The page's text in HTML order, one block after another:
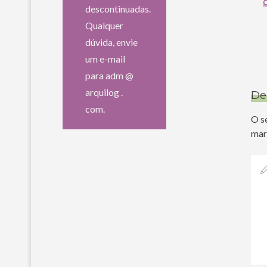
O
descontinuadas.
Qualquer
dúvida, envie
um e-mail
para adm @
arquilog .
com.